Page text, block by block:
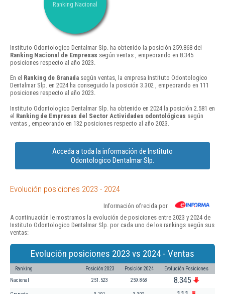
Ranking Nacional
Instituto Odontologico Dentalmar Slp. ha obtenido la posición 259.868 del
Ranking Nacional de Empresas según ventas , empeorando en 8.345
posiciones respecto al año 2023.
En el Ranking de Granada según ventas, la empresa Instituto Odontologico
Dentalmar Slp. en 2024 ha conseguido la posición 3.302 , empeorando en 111
posiciones respecto al año 2023.
Instituto Odontologico Dentalmar Slp. ha obtenido en 2024 la posición 2.581 en
el Ranking de Empresas del Sector Actividades odontológicas según
ventas , empeorando en 132 posiciones respecto al año 2023.
Acceda a toda la información de Instituto
Odontologico Dentalmar Slp.
Evolución posiciones 2023 - 2024
Información ofrecida por
A continuación le mostramos la evolución de posiciones entre 2023 y 2024 de
Instituto Odontologico Dentalmar Slp. por cada uno de los rankings según sus
ventas:
Evolución posiciones 2023 vs 2024 - Ventas
Ranking Posición 2023 Posición 2024 Evolución Posiciones
Nacional 251.523 259.868 8.345